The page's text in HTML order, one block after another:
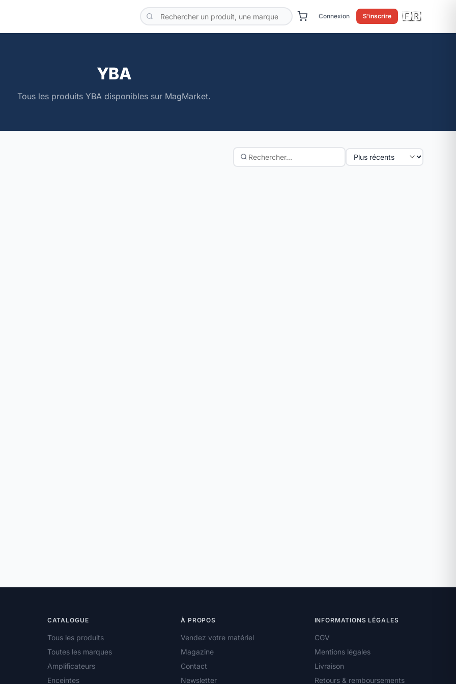
Connexion S'inscrire 🇫🇷
YBA
Tous les produits YBA disponibles sur MagMarket.
CATALOGUE
Tous les produits
Toutes les marques
Amplificateurs
Enceintes
À PROPOS
Vendez votre matériel
Magazine
Contact
Newsletter
INFORMATIONS LÉGALES
CGV
Mentions légales
Livraison
Retours & remboursements